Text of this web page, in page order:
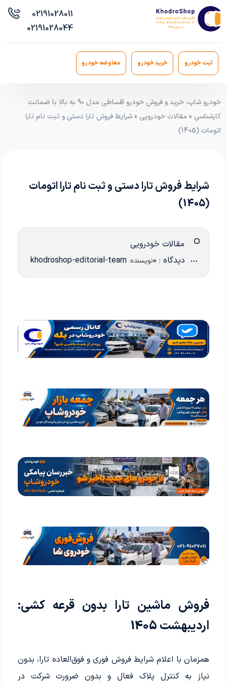
02191028011
02191028044
ثبت خودرو خرید خودرو معاوضه خودرو
خودرو شاپ، خرید و فروش خودرو اقساطی مدل ۹۰ به بالا با ضمانت
کارشناسی » مقالات خودرویی » شرایط فروش تارا دستی و ثبت نام تارا
اتومات (1405)
شرایط فروش تارا دستی و ثبت نام تارا اتومات
(1405)
مقالات خودرویی
دیدگاه : 0 نویسنده: khodroshop-editorial-team
فروش ماشین تارا بدون قرعه کشی:
اردیبهشت 1405
همزمان با اعلام شرایط فروش فوری و فوق‌العاده تارا، بدون
نیاز به کنترل پلاک فعال و بدون ضرورت شرکت در